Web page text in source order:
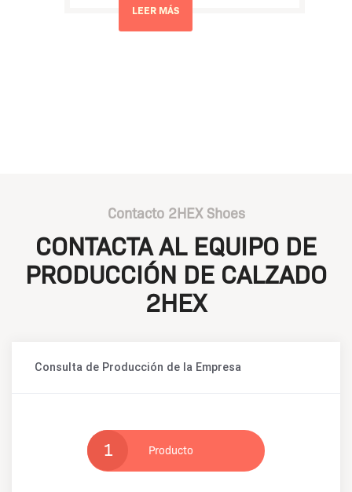
LEER MÁS
Contacto 2HEX Shoes
CONTACTA AL EQUIPO DE
PRODUCCIÓN DE CALZADO
2HEX
Consulta de Producción de la Empresa
1 Producto